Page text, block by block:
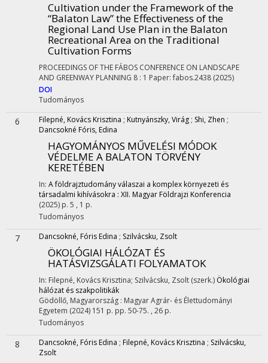
Cultivation under the Framework of the
“Balaton Law” the Effectiveness of the
Regional Land Use Plan in the Balaton
Recreational Area on the Traditional
Cultivation Forms
PROCEEDINGS OF THE FÁBOS CONFERENCE ON LANDSCAPE
AND GREENWAY PLANNING 8 : 1 Paper: fabos.2438 (2025)
DOI
Tudományos
6 Filepné, Kovács Krisztina ; Kutnyánszky, Virág ; Shi, Zhen ;
Dancsokné Fóris, Edina
HAGYOMÁNYOS MŰVELÉSI MÓDOK
VÉDELME A BALATON TÖRVÉNY
KERETÉBEN
In: A földrajztudomány válaszai a komplex környezeti és
társadalmi kihívásokra : XII. Magyar Földrajzi Konferencia
(2025) p. 5 , 1 p.
Tudományos
7 Dancsokné, Fóris Edina ; Szilvácsku, Zsolt
ÖKOLÓGIAI HÁLÓZAT ÉS
HATÁSVIZSGÁLATI FOLYAMATOK
In: Filepné, Kovács Krisztina; Szilvácsku, Zsolt (szerk.) Ökológiai
hálózat és szakpolitikák
Gödöllő, Magyarország : Magyar Agrár- és Élettudományi
Egyetem (2024) 151 p. pp. 50-75. , 26 p.
Tudományos
8 Dancsokné, Fóris Edina ; Filepné, Kovács Krisztina ; Szilvácsku,
Zsolt